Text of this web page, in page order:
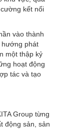
kết nối
vào thành
hướng phát
một thập kỷ
hoạt động
tác và tạo
Group từng
động sản, sản